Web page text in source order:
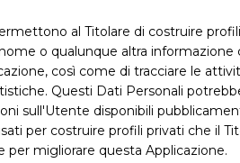
al Titolare di costruire
o qualunque altra
così come di tracciare le
Questi Dati Personali
sull'Utente disponibili
per costruire profili privati che il
per migliorare questa Applicazione.